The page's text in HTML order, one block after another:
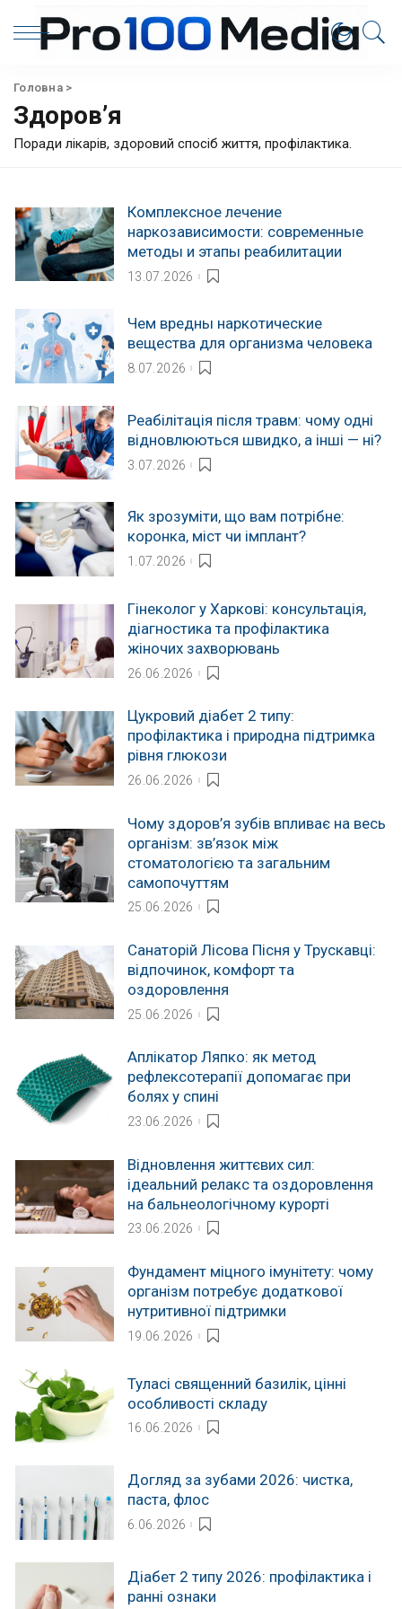
Головна>
Здоров’я
Поради лікарів, здоровий спосіб життя, профілактика.
Комплексное лечение
наркозависимости: современные
методы и этапы реабилитации
13.07.2026
Чем вредны наркотические
вещества для организма человека
8.07.2026
Реабілітація після травм: чому одні
відновлюються швидко, а інші — ні?
3.07.2026
Як зрозуміти, що вам потрібне:
коронка, міст чи імплант?
1.07.2026
Гінеколог у Харкові: консультація,
діагностика та профілактика
жіночих захворювань
26.06.2026
Цукровий діабет 2 типу:
профілактика і природна підтримка
рівня глюкози
26.06.2026
Чому здоров’я зубів впливає на весь
організм: зв’язок між
стоматологією та загальним
самопочуттям
25.06.2026
Санаторій Лісова Пісня у Трускавці:
відпочинок, комфорт та
оздоровлення
25.06.2026
Аплікатор Ляпко: як метод
рефлексотерапії допомагає при
болях у спині
23.06.2026
Відновлення життєвих сил:
ідеальний релакс та оздоровлення
на бальнеологічному курорті
23.06.2026
Фундамент міцного імунітету: чому
організм потребує додаткової
нутритивної підтримки
19.06.2026
Туласі священний базилік, цінні
особливості складу
16.06.2026
Догляд за зубами 2026: чистка,
паста, флос
6.06.2026
Діабет 2 типу 2026: профілактика і
ранні ознаки